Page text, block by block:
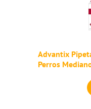
Advantix
Perros